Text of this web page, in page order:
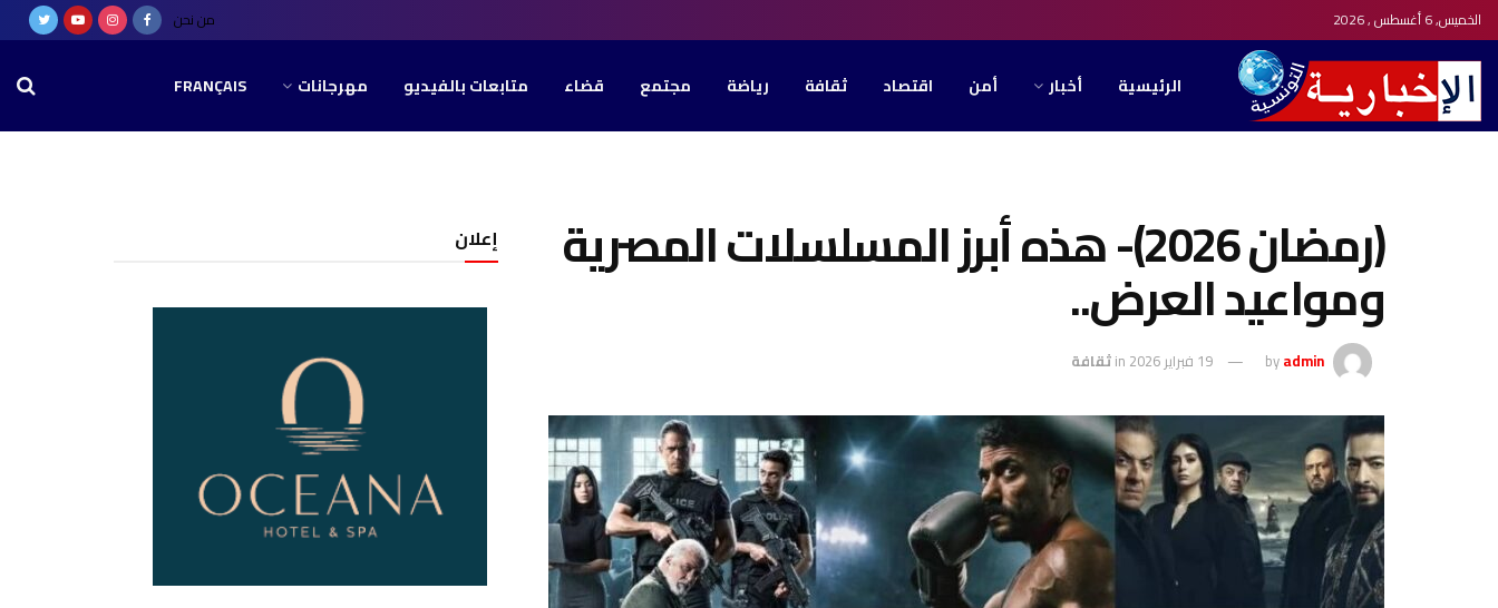
الخميس, 6 أغسطس , 2026 من نحن
الرئيسية أخبار أمن اقتصاد ثقافة رياضة مجتمع قضاء متابعات بالفيديو مهرجانات FRANÇAIS
(رمضان 2026)- هذه أبرز المسلسلات المصرية
ومواعيد العرض..
byadmin 19 فبراير 2026 inثقافة
إعلان